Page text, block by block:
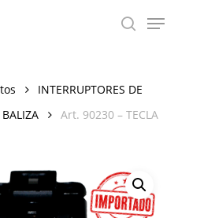
search
Menu
INTERRUPTORES DE
Art. 90230 – TECLA